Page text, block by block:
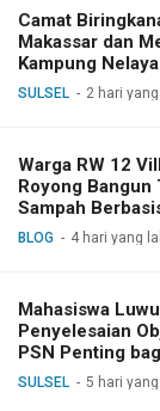
Camat
Makassar dan
Kampung
SULSEL 2 hari
Warga RW 12
Royong Bangun
Sampah
BLOG 4 hari yang
Mahasiswa
Penyelesaian
PSN Penting
SULSEL 5 hari